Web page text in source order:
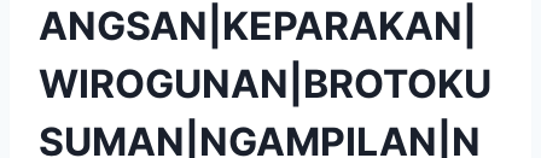
ANGSAN|KEPARAKAN|
WIROGUNAN|BROTOKU
SUMAN|NGAMPILAN|N